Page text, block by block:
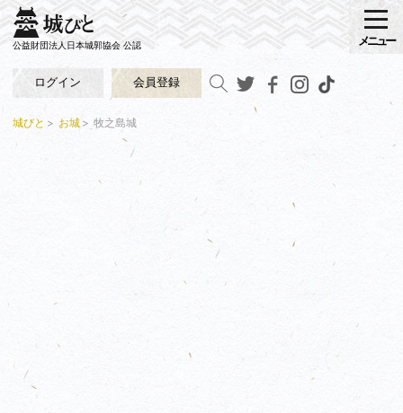
公益財団法人日本城郭協会 公認
ログイン 会員登録
メニュー
城びと お城 牧之島城